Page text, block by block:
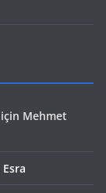
için Mehmet
Esra